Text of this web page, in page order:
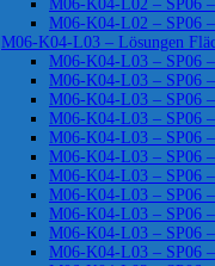
M06-K04-L02 – SP06
M06-K04-L02 – SP06
M06-K04-L03 – Lösungen
M06-K04-L03 – SP06
M06-K04-L03 – SP06
M06-K04-L03 – SP06
M06-K04-L03 – SP06
M06-K04-L03 – SP06
M06-K04-L03 – SP06
M06-K04-L03 – SP06
M06-K04-L03 – SP06
M06-K04-L03 – SP06
M06-K04-L03 – SP06
M06-K04-L03 – SP06